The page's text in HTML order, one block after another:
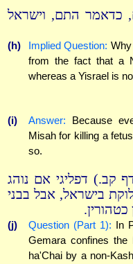
כדאמר התם, וישראל
(h) Implied Question:
from the fact that a
whereas a Yisrael is
(i) Answer: Because
Misah for killing a
so.
קב.) דפליגי אם נוהג
בישראל, אבל בבני
(j) Question (Part 1): In
Gemara confines
ha'Chai by a non-